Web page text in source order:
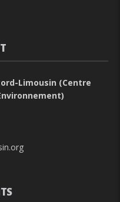
Limousin (Centre